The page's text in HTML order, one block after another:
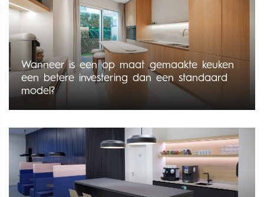
Wanneer is een op maat gemaakte keuken
een betere investering dan een standaard
model?